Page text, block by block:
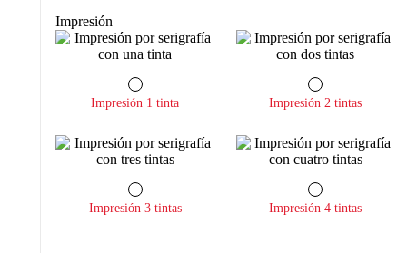
Impresión
Impresión 1 tinta Impresión 2 tintas
Impresión 3 tintas Impresión 4 tintas